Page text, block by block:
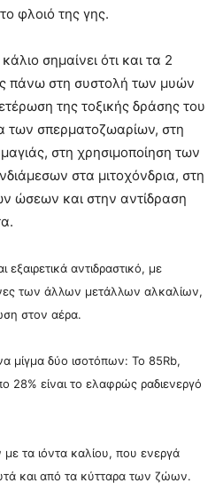
φλοιό της γης.
σημαίνει ότι και τα 2
πάνω στη συστολή των μυών
της τοξικής δράσης του
των σπερματοζωαρίων, στη
στη χρησιμοποίηση των
στα μιτοχόνδρια, στη
ώσεων και στην αντίδραση
εξαιρετικά αντιδραστικό, με
των άλλων μετάλλων αλκαλίων,
στον αέρα.
μίγμα δύο ισοτόπων: Το 85Rb,
28% είναι το ελαφρώς ραδιενεργό
με τα ιόντα καλίου, που ενεργά
και από τα κύτταρα των ζώων.